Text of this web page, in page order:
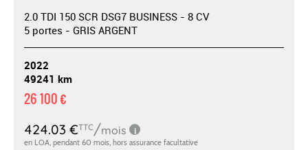
2.0 TDI 150 SCR DSG7 BUSINESS - 8 CV
5 portes - GRIS ARGENT
2022
49241 km
26 100 €